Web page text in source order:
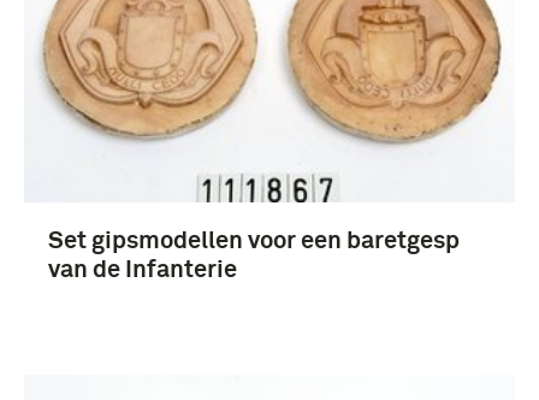
Set gipsmodellen voor een baretgesp
van de Infanterie